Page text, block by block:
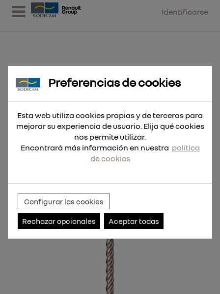
Identificarse
Broca SDS-Plus MX4 14x260
Preferencias de cookies
Esta web utiliza cookies propias y de terceros para
mejorar su experiencia de usuario. Elija qué cookies
nos permite utilizar.
Encontrará más información en nuestra política
de cookies
Configurar las cookies
Rechazar opcionales Aceptar todas